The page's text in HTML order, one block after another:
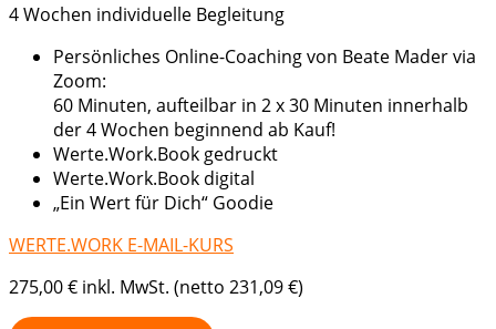
4 Wochen individuelle Begleitung
Persönliches Online-Coaching von Beate Mader via
Zoom:
60 Minuten, aufteilbar in 2 x 30 Minuten innerhalb
der 4 Wochen beginnend ab Kauf!
Werte.Work.Book gedruckt
Werte.Work.Book digital
„Ein Wert für Dich“ Goodie
WERTE.WORK E-MAIL-KURS
275,00 € inkl. MwSt. (netto 231,09 €)